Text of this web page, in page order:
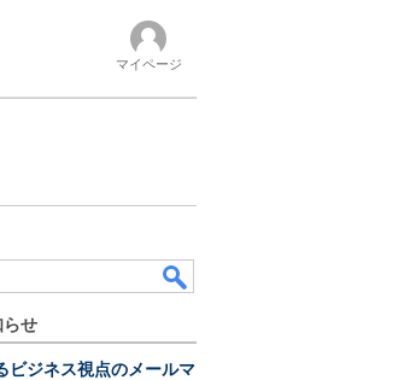
マイページ
らせ
ビジネス視点のメールマ